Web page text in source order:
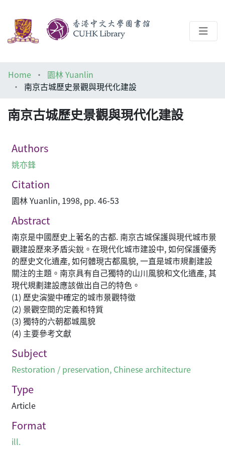
Help
Home
園林 Yuanlin
南京古城歷史景觀與現代化建設
南京古城歷史景觀與現代化建設
Authors
姚亦鋒
Citation
園林 Yuanlin, 1998, pp. 46-53
Abstract
南京是中國歷史上著名的古都. 南京古城保護與現代城市景
觀建設歷來矛盾尖銳。在現代化城市建設中, 如何保護優秀
的歷史文化遺產, 如何體現古都風貌, 一直是城市規劃建設
關注的主題。南京具有自己獨特的山川風貌和文化遺產, 其
現代規劃建設應該做出自己的特色。
(1) 歷史演變中確定的城市景觀特徵
(2) 景觀空間的定義和特質
(3) 獨特的六朝都城風貌
(4) 主要參考文獻
Subject
Restoration / preservation, Chinese architecture
Type
Article
Format
ill.